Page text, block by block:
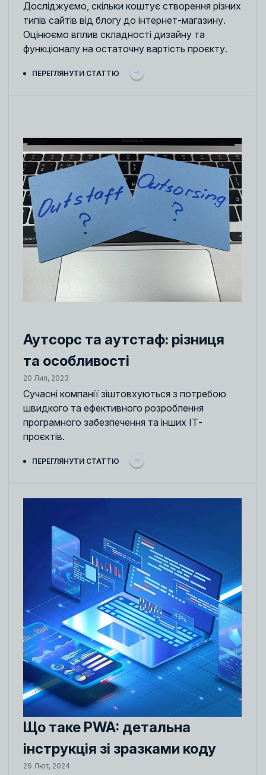
Досліджуємо, скільки коштує створення різних
типів сайтів від блогу до інтернет-магазину.
Оцінюємо вплив складності дизайну та
функціоналу на остаточну вартість проєкту.
ПЕРЕГЛЯНУТИ СТАТТЮ
Аутсорс та аутстаф: різниця
та особливості
20 Лип, 2023
Сучасні компанії зіштовхуються з потребою
швидкого та ефективного розроблення
програмного забезпечення та інших ІТ-
проєктів.
ПЕРЕГЛЯНУТИ СТАТТЮ
Що таке PWA: детальна
інструкція зі зразками коду
26 Лют, 2024